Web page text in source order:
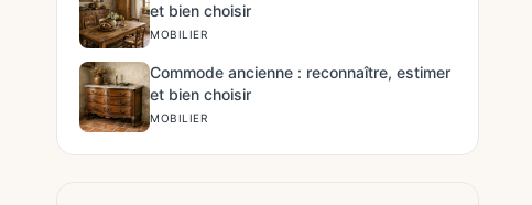
et bien choisir
MOBILIER
Commode ancienne : reconnaître, estimer
et bien choisir
MOBILIER